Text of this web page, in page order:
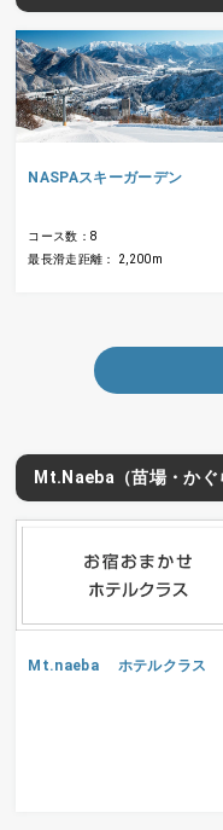
NASPAスキーガーデン
コース数：8
最長滑走距離： 2,200m
Mt.Naeba（苗場・か
Mt.naeba ホテルクラス